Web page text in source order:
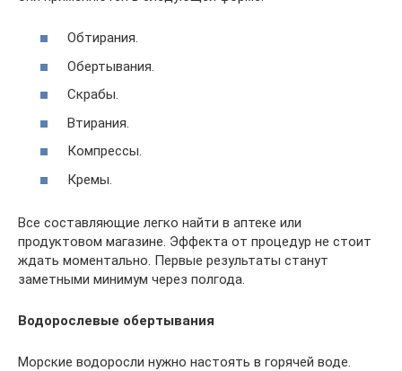
Обтирания.
Обертывания.
Скрабы.
Втирания.
Компрессы.
Кремы.
Все составляющие легко найти в аптеке или
продуктовом магазине. Эффекта от процедур не стоит
ждать моментально. Первые результаты станут
заметными минимум через полгода.
Водорослевые обертывания
Морские водоросли нужно настоять в горячей воде.